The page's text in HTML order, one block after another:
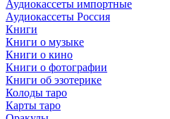
Аудиокассеты импортные
Аудиокассеты Россия
Книги
Книги о музыке
Книги о кино
Книги о фотографии
Книги об эзотерике
Колоды таро
Карты таро